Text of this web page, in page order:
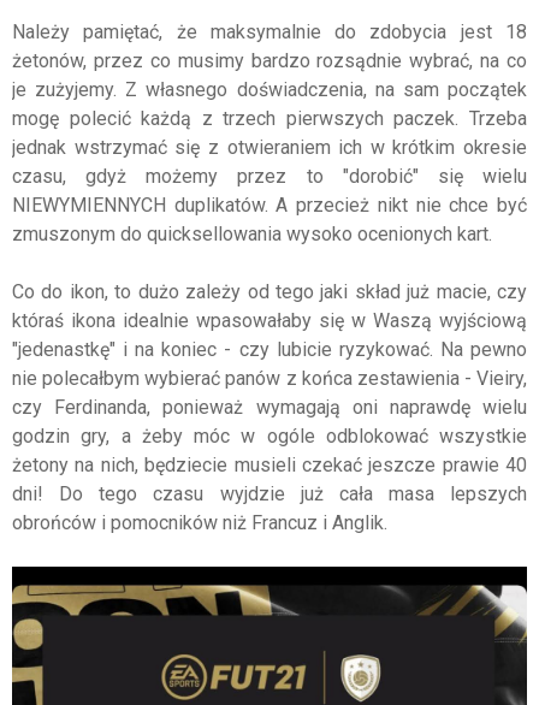
Należy pamiętać, że maksymalnie do zdobycia jest 18
żetonów, przez co musimy bardzo rozsądnie wybrać, na co
je zużyjemy. Z własnego doświadczenia, na sam początek
mogę polecić każdą z trzech pierwszych paczek. Trzeba
jednak wstrzymać się z otwieraniem ich w krótkim okresie
czasu, gdyż możemy przez to "dorobić" się wielu
NIEWYMIENNYCH duplikatów. A przecież nikt nie chce być
zmuszonym do quicksellowania wysoko ocenionych kart.
Co do ikon, to dużo zależy od tego jaki skład już macie, czy
któraś ikona idealnie wpasowałaby się w Waszą wyjściową
"jedenastkę" i na koniec - czy lubicie ryzykować. Na pewno
nie polecałbym wybierać panów z końca zestawienia - Vieiry,
czy Ferdinanda, ponieważ wymagają oni naprawdę wielu
godzin gry, a żeby móc w ogóle odblokować wszystkie
żetony na nich, będziecie musieli czekać jeszcze prawie 40
dni! Do tego czasu wyjdzie już cała masa lepszych
obrońców i pomocników niż Francuz i Anglik.